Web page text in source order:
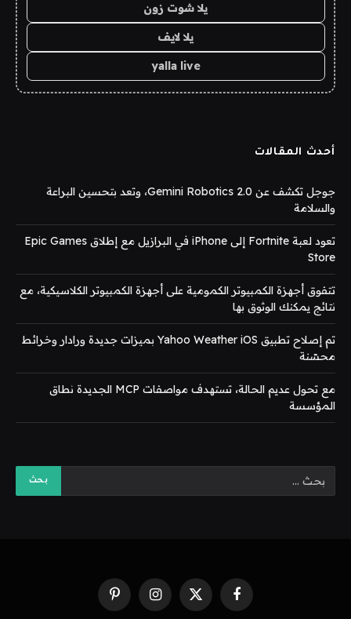
يلا شوت زون
يلا لايف
yalla live
أحدث المقالات
جوجل تكشف عن Gemini Robotics 2.0، وتعد بتحسين البراعة
والسلامة
تعود لعبة Fortnite إلى iPhone في البرازيل مع إطلاق Epic Games
Store
تتفوق أجهزة الكمبيوتر الكمومية على أجهزة الكمبيوتر الكلاسيكية، مع
نتائج يمكنك الوثوق بها
تم إصلاح تطبيق Yahoo Weather iOS بميزات جديدة ورادار وخرائط
محسّنة
مع تحول عديم الحالة، تستهدف مواصفات MCP الجديدة نطاق
المؤسسة
فيسبوك X
(Twitter)
الانستغرامبينتيريست